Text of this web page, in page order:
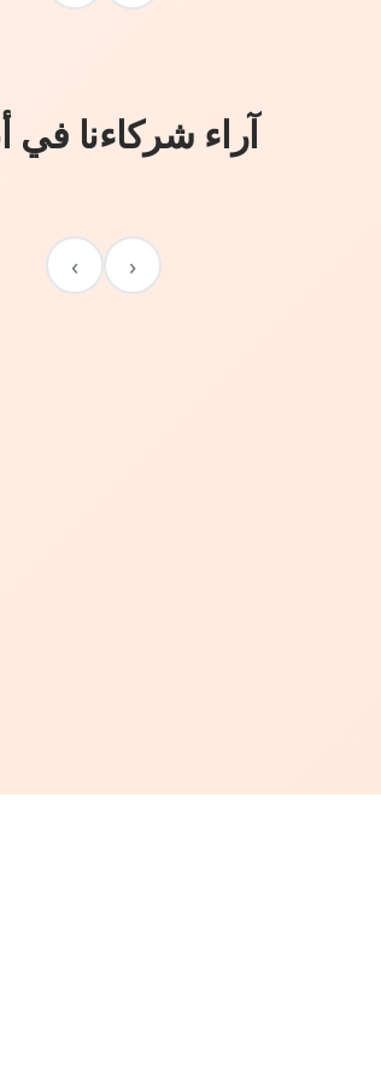
آراء شركاءنا في
‹
›